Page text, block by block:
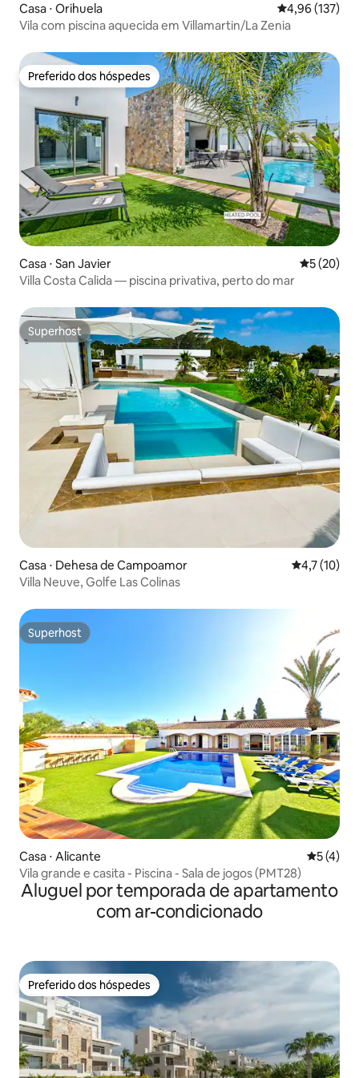
Casa ⋅ Orihuela 4,96 de uma
4,96 (137)
Vila com piscina aquecida em Villamartin/La Zenia
Preferido dos hóspedes
Preferido dos hóspedes
Casa ⋅ San Javier 5 de uma
5 (20)
Villa Costa Calida — piscina privativa, perto do mar
Superhost
Superhost
Casa ⋅ Dehesa de Campoamor 4,7 de uma
4,7 (10)
Villa Neuve, Golfe Las Colinas
Superhost
Superhost
Casa ⋅ Alicante 5 de
5 (4)
Vila grande e casita - Piscina - Sala de jogos (PMT28)
Aluguel por temporada de apartamento
com ar-condicionado
Preferido dos hóspedes
Preferido dos hóspedes